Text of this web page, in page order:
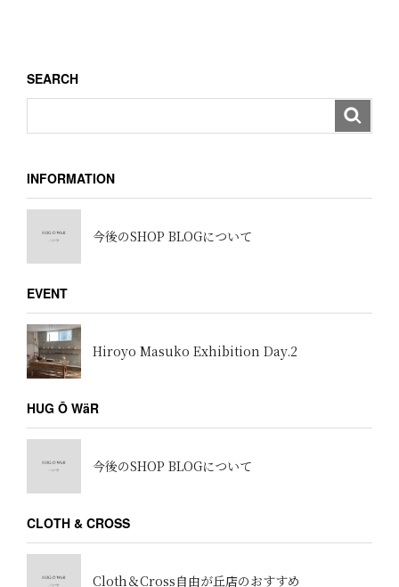
ン
SEARCH
INFORMATION
今後のSHOP BLOGについて
EVENT
Hiroyo Masuko Exhibition Day.2
HUG Ō WäR
今後のSHOP BLOGについて
CLOTH & CROSS
Cloth＆Cross自由が丘店のおすすめ